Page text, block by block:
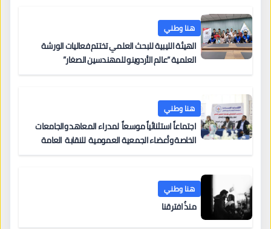
هنا وطني
الهيئة الليبية للبحث العلمي تختتم فعاليات الورشة
العلمية “عالم الأردوينو للمهندسين الصغار”
هنا وطني
اجتماعاً استثنائياً موسعاً لمدراء المعاهد والجامعات
الخاصة وأعضاء الجمعية العمومية للنقابة العامة
هنا وطني
منذُ افترقنا